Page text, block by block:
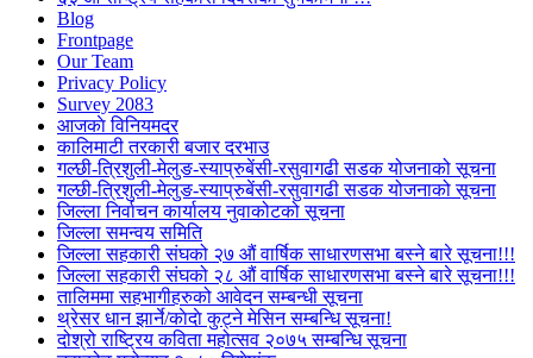
Blog
Frontpage
Our Team
Privacy Policy
Survey 2083
आजकाे विनियमदर
कालिमाटी तरकारी बजार दरभाउ
गल्छी-त्रिशुली-मेलुङ-स्याप्रुबेंसी-रसुवागढी सडक योजनाको सूचना
गल्छी-त्रिशुली-मेलुङ-स्याप्रुबेंसी-रसुवागढी सडक योजनाको सूचना
जिल्ला निर्वाचन कार्यालय नुवाकोटको सूचना
जिल्ला समन्वय समिति
जिल्ला सहकारी संघको २७ औं वार्षिक साधारणसभा बस्ने बारे सूचना!!!
जिल्ला सहकारी संघको २८ औं वार्षिक साधारणसभा बस्ने बारे सूचना!!!
तालिममा सहभागीहरुको आवेदन सम्बन्धी सूचना
थ्रेसर धान झार्ने/काेदाे कुट्ने मेसिन सम्बन्धि सूचना!
दोश्रो राष्ट्रिय कविता महोत्सव २०७५ सम्बन्धि सूचना